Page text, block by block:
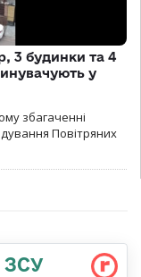
3 будинки та 4
у
збагаченні
Повітряних
ЗСУ